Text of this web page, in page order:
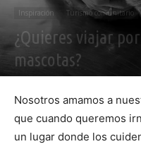
Inspiración Turismo comunitario
¿Quieres viajar
mascotas?
Nosotros amamos a
que cuando queremos
un lugar donde los